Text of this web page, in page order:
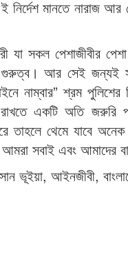
নির্দেশ মানতে নারাজ
যা সকল পেশাজীবীর
আর সেই জন্যই
নাম্বার” শ্রম পুলিশের
একটি অতি জরুরি
তাহলে থেমে যাবে
সবাই এবং আমাদের
ভূইয়া, আইনজীবী,